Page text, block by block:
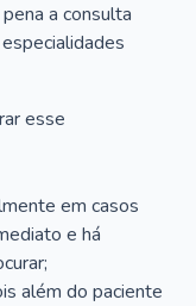
a consulta
esse
em casos
e há
além do paciente